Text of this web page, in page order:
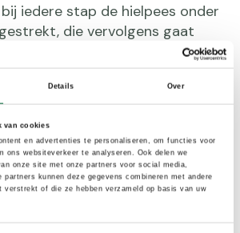
Details Over
van cookies
en advertenties te personaliseren, om functies voor
ons websiteverkeer te analyseren. Ook delen we
onze site met onze partners voor social media,
partners kunnen deze gegevens combineren met andere
verstrekt of die ze hebben verzameld op basis van uw
iedere stap de hielpees onder
die vervolgens gaat
veroorzaakt. Wist je dat ook
kunnen veroorzaken? De
goed voetbed kun je maar
staan.